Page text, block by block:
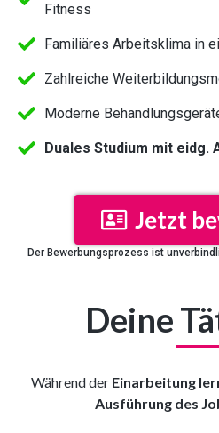
Fitness
Familiäres Arbeitsklima in
Zahlreiche
Moderne
Duales Studium mit eidg.
Jetzt
Der Bewerbungsprozess ist
Deine
Während der Einarbeitung
Ausführung des